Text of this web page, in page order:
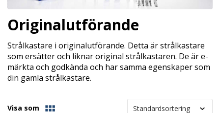
Originalutförande
Strålkastare i originalutförande. Detta är strålkastare
som ersätter och liknar original strålkastaren. De är e-
märkta och godkända och har samma egenskaper som
din gamla strålkastare.
Visa som